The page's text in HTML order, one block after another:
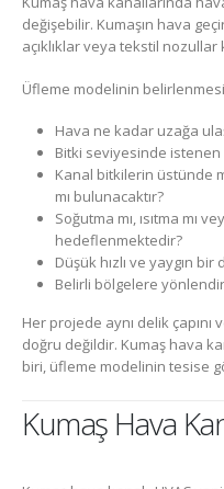
değişebilir. Kumaşın hava
açıklıklar veya tekstil nozullar
Üfleme modelinin
Hava ne kadar uzağa
Bitki seviyesinde
Kanal bitkilerin üstünde
mı bulunacaktır?
Soğutma mı, ısıtma mı
hedeflenmektedir?
Düşük hızlı ve yaygın bir
Belirli bölgelere
Her projede aynı delik
doğru değildir. Kumaş hava
biri, üfleme modelinin tesise
Kumaş Hava